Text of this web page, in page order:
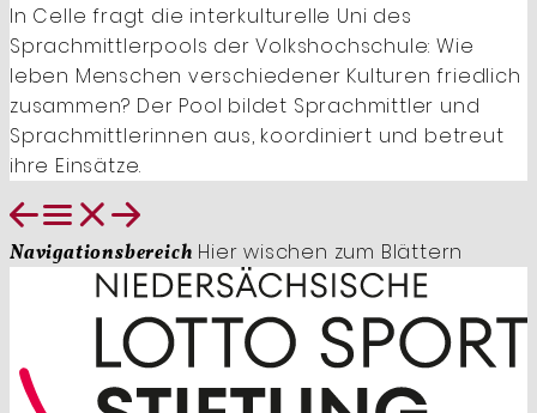
In Celle fragt die ­interkulturelle Uni des
Sprachmittlerpools der Volkshoch­schule: Wie
leben ­Menschen verschiedener Kulturen friedlich
zusammen? Der Pool bildet Sprachmittler und
Sprachmittlerinnen aus, koordiniert und betreut
ihre Einsätze.
Navigationsbereich Hier wischen zum Blättern